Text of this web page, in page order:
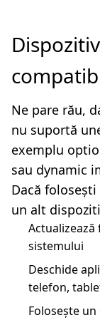
Ne pare rău,
nu suportă
exemplu
sau dynamic
Dacă folosești
un alt
sistemului
Deschide
telefon,
Folosește